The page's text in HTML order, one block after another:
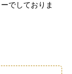
でしておりま